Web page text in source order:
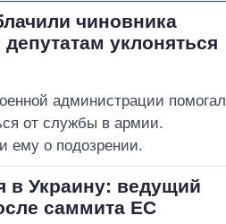
чиновника
уклоняться
администрации помогал
от службы в армии.
ему о подозрении.
в Украину: ведущий
саммита ЕС